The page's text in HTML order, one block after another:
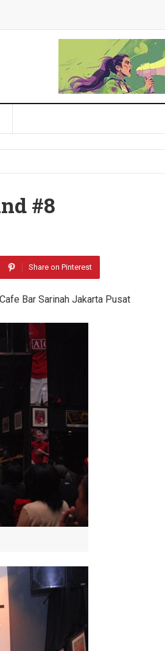
#8
Share on Pinterest
Bar Sarinah Jakarta Pusat